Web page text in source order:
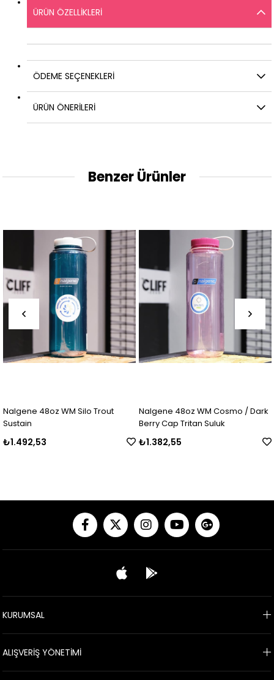
ÜRÜN ÖZELLIKLERI
ÖDEME SEÇENEKLERI
ÜRÜN ÖNERILERI
Benzer Ürünler
Nalgene 48oz WM Silo Trout
Sustain
₺1.492,53
Nalgene 48oz WM Cosmo / Dark
Berry Cap Tritan Suluk
₺1.382,55
KURUMSAL
ALIŞVERİŞ YÖNETİMİ